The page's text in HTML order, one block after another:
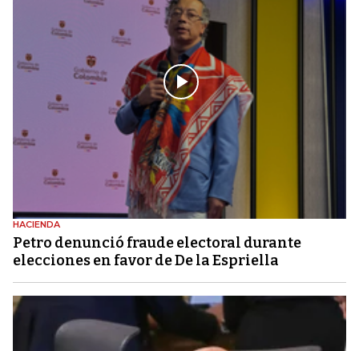
HACIENDA
Petro denunció fraude electoral durante
elecciones en favor de De la Espriella